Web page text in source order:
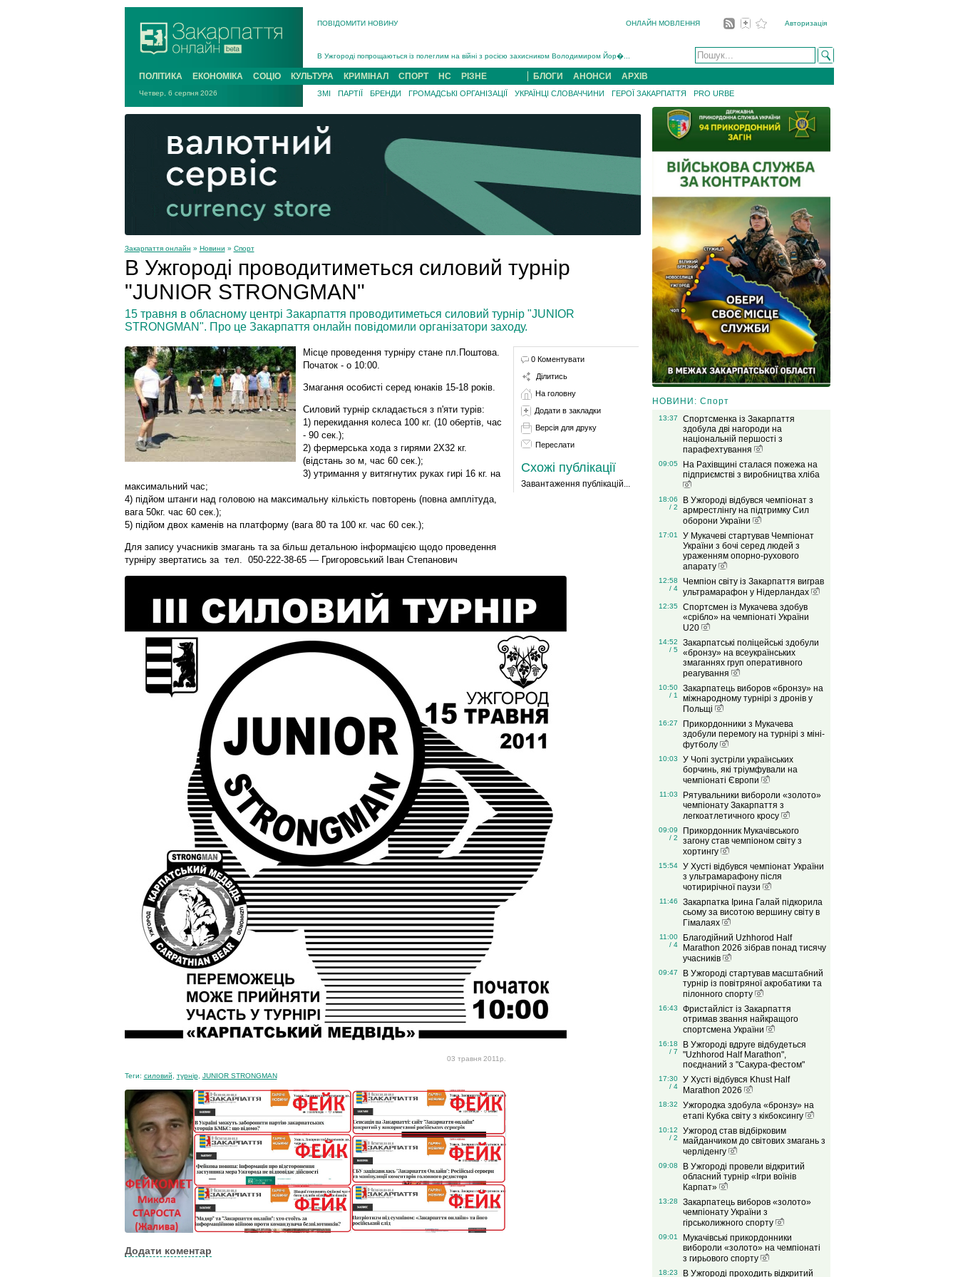
ПОВІДОМИТИ НОВИНУ ОНЛАЙН МОВЛЕННЯ Авторизація
В Ужгороді попрощаються із полеглим на війні з росією захисником Володимиром Йор�...
В Ужгороді 5 серпня попрощаються із захисником Богданом Югасом, який два роки �...
Підтвердили загибель захисника із Нанкова на Хустщині Юліана Гербея (ФОТО)[/gree...
На війні з рф поліг військовий з Виноградова Ігнат Роздяловський (ФОТО)...
На Хустщині внаслідок ДТП за участі трьох авто постраждали 13 людей (ФОТО)...
Інструктора районного ТЦК на Закарпатті судитимуть за обвинувачен...
ПОЛІТИКА ЕКОНОМІКА СОЦІО КУЛЬТУРА КРИМІНАЛ СПОРТ НС РІЗНЕ БЛОГИ АНОНСИ АРХІВ
Четвер, 6 серпня 2026 ЗМІ ПАРТІЇ БРЕНДИ ГРОМАДСЬКІ ОРГАНІЗАЦІЇ УКРАЇНЦІ СЛОВАЧЧИНИ ГЕРОЇ ЗАКАРПАТТЯ PRO URBE
Закарпаття онлайн » Новини » Спорт
В Ужгороді проводитиметься силовий турнір
"JUNIOR STRONGMAN"
15 травня в обласному центрі Закарпаття проводитиметься силовий турнір "JUNIOR
STRONGMAN". Про це Закарпаття онлайн повідомили організатори заходу.
Місце проведення турніру стане пл.Поштова.
Початок - о 10:00.
Змагання особисті серед юнаків 15-18 років.
Силовий турнір складається з п'яти турів:
1) перекидання колеса 100 кг. (10 обертів, час
- 90 сек.);
2) фермерська хода з гирями 2Х32 кг.
(відстань зо м, час 60 сек.);
3) утримання у витягнутих руках гирі 16 кг. на
максимальний час;
4) підйом штанги над головою на максимальну кількість повторень (повна амплітуда,
вага 50кг. час 60 сек.);
5) підйом двох каменів на платформу (вага 80 та 100 кг. час 60 сек.);
Для запису учасників змагань та за більш детальною інформацією щодо проведення
турніру звертатись за тел. 050-222-38-65 — Григоровський Іван Степанович
03 травня 2011р.
Теги: силовий турнір, JUNIOR STRONGMAN
Додати коментар
0 Коментувати
Ділитись
На головну
Додати в закладки
Версія для друку
Переслати
Схожі публікації
Завантаження публікацій...
НОВИНИ: Спорт
13:37
Спортсменка із Закарпаття
здобула дві нагороди на
національній першості з
парафехтування
09:05
На Рахівщині сталася пожежа на
підприємстві з виробництва хліба
18:06
/ 2
В Ужгороді відбувся чемпіонат з
армрестлінгу на підтримку Сил
оборони України
17:01
У Мукачеві стартував Чемпіонат
України з бочі серед людей з
ураженням опорно-рухового
апарату
12:58
/ 4
Чемпіон світу із Закарпаття виграв
ультрамарафон у Нідерландах
12:35
Спортсмен із Мукачева здобув
«срібло» на чемпіонаті України
U20
14:52
/ 5
Закарпатські поліцейські здобули
«бронзу» на всеукраїнських
змаганнях груп оперативного
реагування
10:50
/ 1
Закарпатець виборов «бронзу» на
міжнародному турнірі з дронів у
Польщі
16:27
Прикордонники з Мукачева
здобули перемогу на турнірі з міні-
футболу
10:03
У Чопі зустріли українських
борчинь, які тріумфували на
чемпіонаті Європи
11:03
Рятувальники вибороли «золото»
чемпіонату Закарпаття з
легкоатлетичного кросу
09:09
/ 2
Прикордонник Мукачівського
загону став чемпіоном світу з
хортингу
15:54
У Хусті відбувся чемпіонат України
з ультрамарафону після
чотирирічної паузи
11:46
Закарпатка Ірина Галай підкорила
сьому за висотою вершину світу в
Гімалаях
11:00
/ 4
Благодійний Uzhhorod Half
Marathon 2026 зібрав понад тисячу
учасників
09:47
В Ужгороді стартував масштабний
турнір із повітряної акробатики та
пілонного спорту
16:43
Фристайліст із Закарпаття
отримав звання найкращого
спортсмена України
16:18
/ 7
В Ужгороді вдруге відбудеться
"Uzhhorod Half Marathon",
поєднаний з "Сакура-фестом"
17:30
/ 4
У Хусті відбувся Khust Half
Marathon 2026
18:32
Ужгородка здобула «бронзу» на
етапі Кубка світу з кікбоксингу
10:12
/ 2
Ужгород став відбірковим
майданчиком до світових змагань з
черліденгу
09:08
В Ужгороді провели відкритий
обласний турнір «Ігри воїнів
Карпат»
13:28
Закарпатець виборов «золото»
чемпіонату України з
гірськолижного спорту
09:01
Мукачівські прикордонники
вибороли «золото» на чемпіонаті
з гирьового спорту
18:23
В Ужгороді проходить відкритий